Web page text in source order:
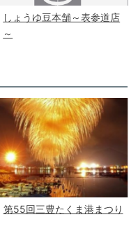
しょうゆ豆本舗～表参道店
～
第55回三豊たくま港まつり